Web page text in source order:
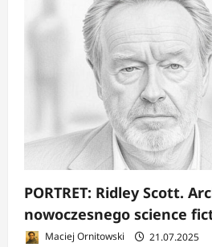
RECENZJA:
Blade
Runner
Androidy
bardziej
ludzkie
PORTRET: Ridley Scott.
nowoczesnego science
Maciej Ornitowski 21.07.2025